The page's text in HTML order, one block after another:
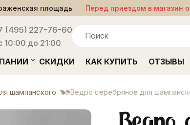
площадь Перед приездом в магазин
(495) 227-76-60
10:00 до 21:00
СКИДКИ КАК КУПИТЬ ОТЗЫВЫ
шампанского Ведро серебряное для